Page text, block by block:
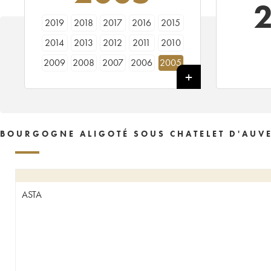
2019 2018 2017 2016
2015
2014
2013 2012 2011
2010
2009
2008 2007 2006
2005
BOURGOGNE ALIGOTÉ SOUS CHATELET
ASTA